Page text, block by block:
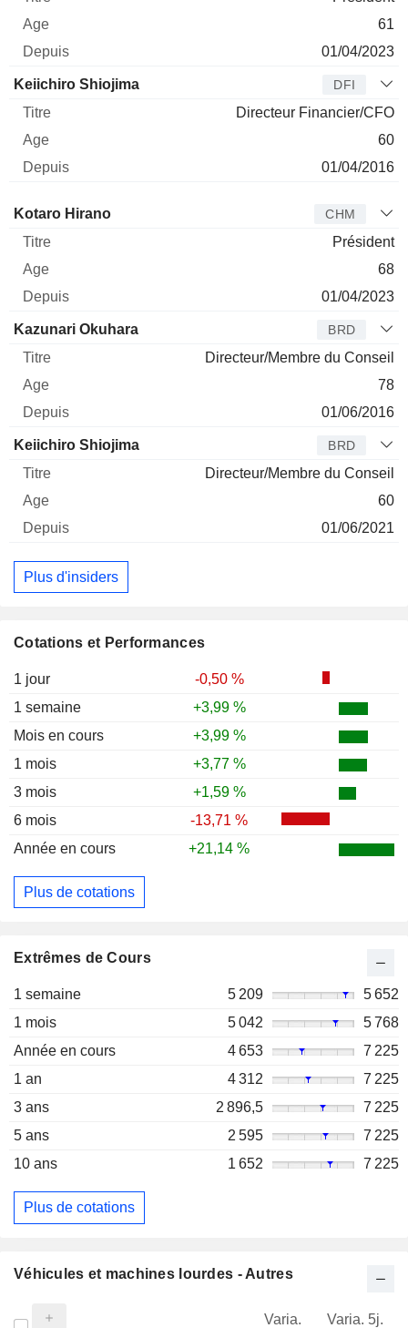
Cotations et Performances
1 jour
-0,50 %
1 semaine
+3,99 %
Mois en cours
+3,99 %
1 mois
+3,77 %
3 mois
+1,59 %
6 mois
-13,71 %
Année en cours
+21,14 %
Plus de cotations
Extrêmes de Cours
1 semaine 5 209
5 652
1 mois
5 042
5 768
Année en cours
4 653
7 225
1 an
4 312
7 225
3 ans
2 896,5
7 225
5 ans
2 595
7 225
10 ans
1 652 7 225
Plus de cotations
61
01/04/2023
Keiichiro Shiojima DFI
Directeur Financier/CFO
60
01/04/2016
Administrateur
Kotaro Hirano CHM
Président
68
01/04/2023
Kazunari Okuhara BRD
Directeur/Membre du Conseil
78
01/06/2016
Keiichiro Shiojima BRD
Directeur/Membre du Conseil
60
01/06/2021
Plus d'insiders
Véhicules et machines lourdes - Autres
Varia. Varia. 5j.